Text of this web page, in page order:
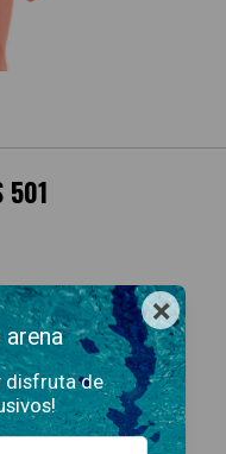
501
×
arena
disfruta de